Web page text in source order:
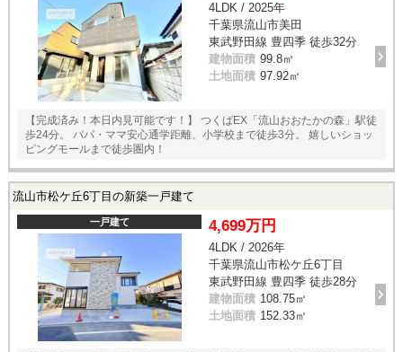
4LDK / 2025年
千葉県流山市美田
東武野田線 豊四季 徒歩32分
建物面積 99.8㎡
土地面積 97.92㎡
【完成済み！本日内見可能です！】 つくばEX「流山おおたかの森」駅徒
歩24分。 パパ・ママ安心通学距離、小学校まで徒歩3分。 嬉しいショッ
ピングモールまで徒歩圏内！
流山市松ケ丘6丁目の新築一戸建て
一戸建て 4,699万円
4LDK / 2026年
千葉県流山市松ケ丘6丁目
東武野田線 豊四季 徒歩28分
建物面積 108.75㎡
土地面積 152.33㎡